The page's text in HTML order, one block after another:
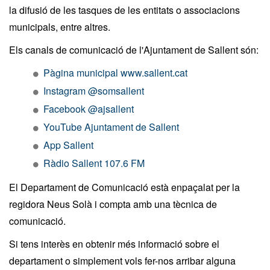
la difusió de les tasques de les entitats o associacions
municipals, entre altres.
Els canals de comunicació de l'Ajuntament de Sallent són:
Pàgina municipal www.sallent.cat
Instagram @somsallent
Facebook @ajsallent
YouTube Ajuntament de Sallent
App Sallent
Ràdio Sallent 107.6 FM
El Departament de Comunicació està enpaçalat per la
regidora Neus Solà i compta amb una tècnica de
comunicació.
Si tens interès en obtenir més informació sobre el
departament o simplement vols fer-nos arribar alguna